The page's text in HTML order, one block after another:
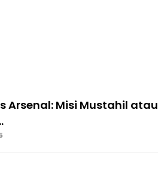
Arsenal: Misi Mustahil atau